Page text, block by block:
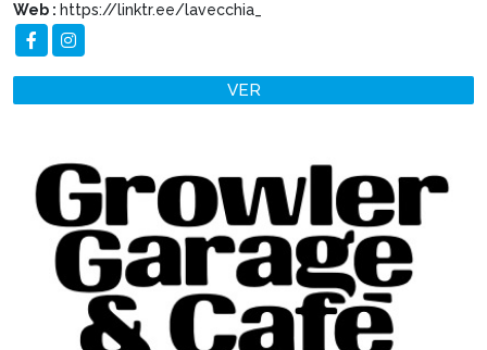
Web : https://linktr.ee/lavecchia_
VER